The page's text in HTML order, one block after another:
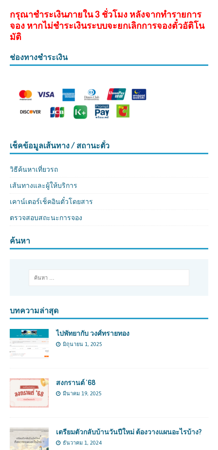
กรุณาชำระเงินภายใน 3 ชั่วโมง หลังจากทำรายการ
จอง หากไม่ชำระเงินระบบจะยกเลิกการจองตั๋วอัติโน
มัติ
ช่องทางชำระเงิน
เช็คข้อมูลเส้นทาง / สถานะตั๋ว
วิธีค้นหาเที่ยวรถ
เส้นทางและผู้ให้บริการ
เคาน์เตอร์เช็คอินตั๋วโดยสาร
ตรวจสอบสถะนะการจอง
ค้นหา
บทความล่าสุด
ไปพัทยากับ วงศ์ทรายทอง
มิถุนายน 1, 2025
สงกรานต์ ’68
มีนาคม 19, 2025
เตรียมตัวกลับบ้านวันปีใหม่ ต้องวางแผนอะไรบ้าง?
ธันวาคม 1, 2024